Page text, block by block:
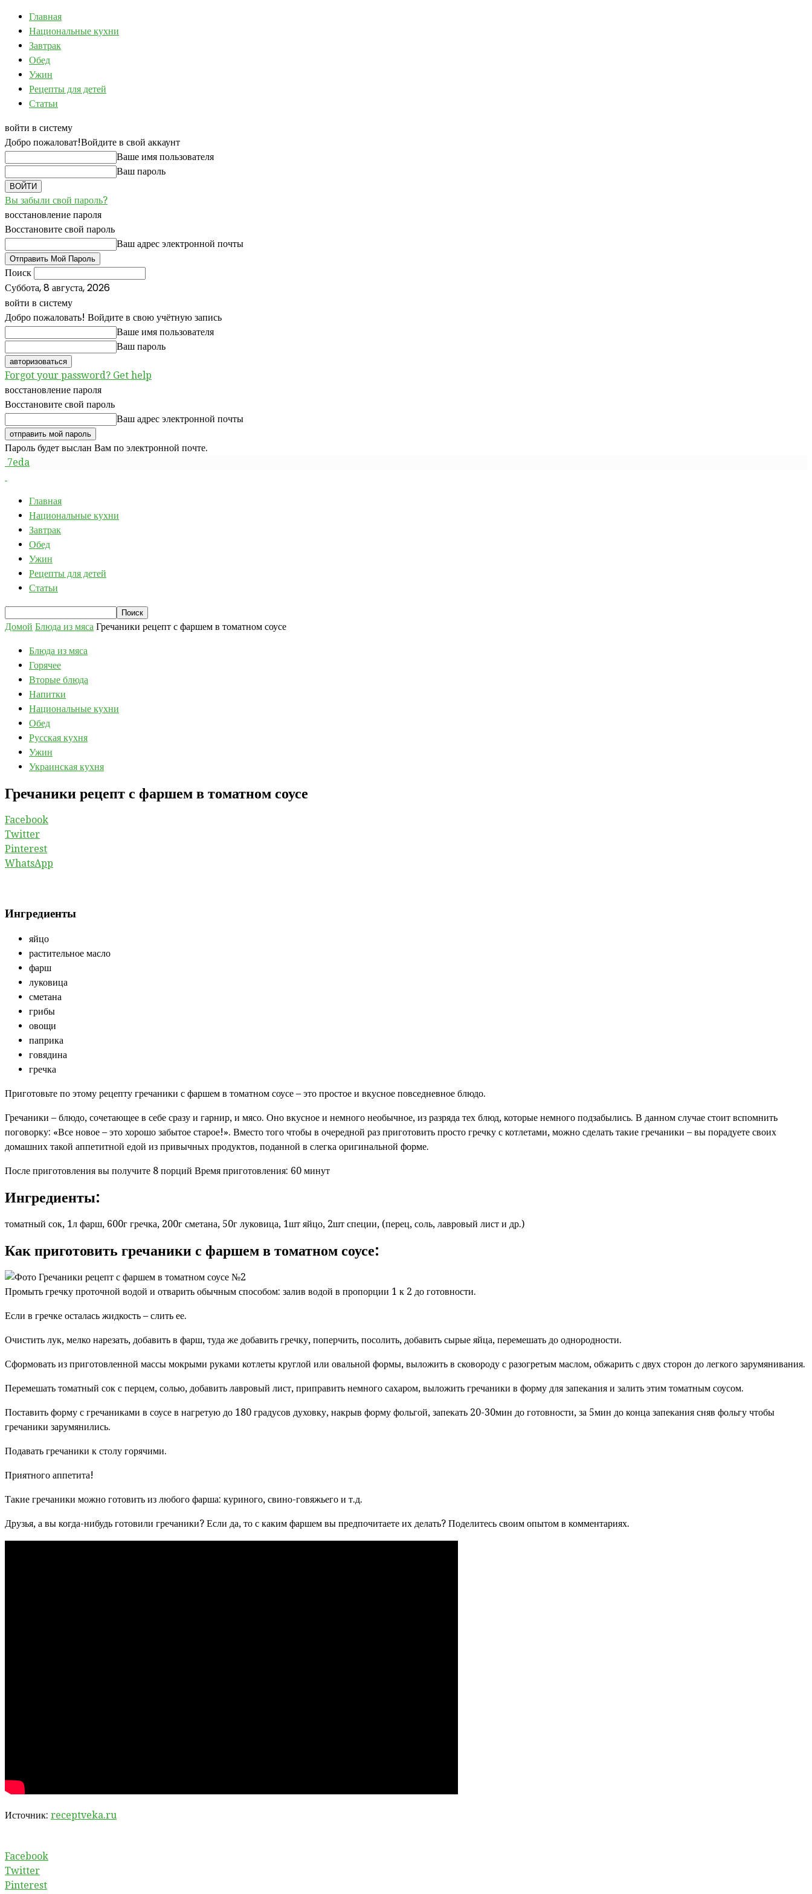
Главная
Национальные кухни
Завтрак
Обед
Ужин
Рецепты для детей
Статьи
войти в систему
Добро пожаловат!Войдите в свой аккаунт
Ваше имя пользователя
Ваш пароль
Вы забыли свой пароль?
восстановление пароля
Восстановите свой пароль
Ваш адрес электронной почты
Поиск
Суббота, 8 августа, 2026
войти в систему
Добро пожаловать! Войдите в свою учётную запись
Ваше имя пользователя
Ваш пароль
Forgot your password? Get help
восстановление пароля
Восстановите свой пароль
Ваш адрес электронной почты
Пароль будет выслан Вам по электронной почте.
7eda
Главная
Национальные кухни
Завтрак
Обед
Ужин
Рецепты для детей
Статьи
Домой Блюда из мяса Гречаники рецепт с фаршем в томатном соусе
Блюда из мяса
Горячее
Вторые блюда
Напитки
Национальные кухни
Обед
Русская кухня
Ужин
Украинская кухня
Гречаники рецепт с фаршем в томатном соусе
Facebook
Twitter
Pinterest
WhatsApp
Ингредиенты
яйцо
растительное масло
фарш
луковица
сметана
грибы
овощи
паприка
говядина
гречка
Приготовьте по этому рецепту гречаники с фаршем в томатном соусе – это простое и вкусное повседневное блюдо.
Гречаники – блюдо, сочетающее в себе сразу и гарнир, и мясо. Оно вкусное и немного необычное, из разряда тех блюд, которые немного подзабылись. В данном случае стоит вспомнить
поговорку: «Все новое – это хорошо забытое старое!». Вместо того чтобы в очередной раз приготовить просто гречку с котлетами, можно сделать такие гречаники – вы порадуете своих
домашних такой аппетитной едой из привычных продуктов, поданной в слегка оригинальной форме.
После приготовления вы получите 8 порций Время приготовления: 60 минут
Ингредиенты:
томатный сок, 1л фарш, 600г гречка, 200г сметана, 50г луковица, 1шт яйцо, 2шт специи, (перец, соль, лавровый лист и др.)
Как приготовить гречаники с фаршем в томатном соусе:
Промыть гречку проточной водой и отварить обычным способом: залив водой в пропорции 1 к 2 до готовности.
Если в гречке осталась жидкость – слить ее.
Очистить лук, мелко нарезать, добавить в фарш, туда же добавить гречку, поперчить, посолить, добавить сырые яйца, перемешать до однородности.
Сформовать из приготовленной массы мокрыми руками котлеты круглой или овальной формы, выложить в сковороду с разогретым маслом, обжарить с двух сторон до легкого зарумянивания.
Перемешать томатный сок с перцем, солью, добавить лавровый лист, приправить немного сахаром, выложить гречаники в форму для запекания и залить этим томатным соусом.
Поставить форму с гречаниками в соусе в нагретую до 180 градусов духовку, накрыв форму фольгой, запекать 20-30мин до готовности, за 5мин до конца запекания сняв фольгу чтобы
гречаники зарумянились.
Подавать гречаники к столу горячими.
Приятного аппетита!
Такие гречаники можно готовить из любого фарша: куриного, свино-говяжьего и т.д.
Друзья, а вы когда-нибудь готовили гречаники? Если да, то с каким фаршем вы предпочитаете их делать? Поделитесь своим опытом в комментариях.
Источник: receptveka.ru
Facebook
Twitter
Pinterest